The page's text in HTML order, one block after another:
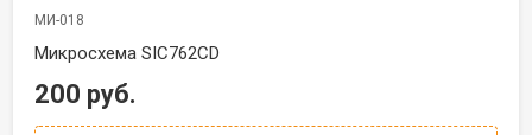
МИ-018
Микросхема SIC762CD
200 руб.